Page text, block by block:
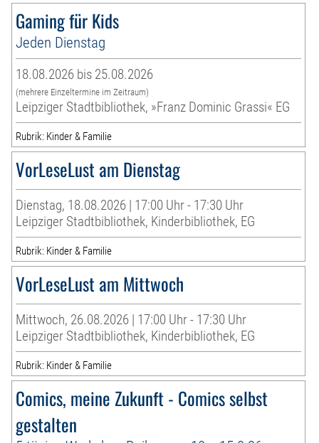
Gaming für Kids
Jeden Dienstag
18.08.2026 bis 25.08.2026
(mehrere Einzeltermine im Zeitraum)
Leipziger Stadtbibliothek, »Franz Dominic Grassi« EG
Rubrik: Kinder & Familie
VorLeseLust am Dienstag
Dienstag, 18.08.2026 | 17:00 Uhr - 17:30 Uhr
Leipziger Stadtbibliothek, Kinderbibliothek, EG
Rubrik: Kinder & Familie
VorLeseLust am Mittwoch
Mittwoch, 26.08.2026 | 17:00 Uhr - 17:30 Uhr
Leipziger Stadtbibliothek, Kinderbibliothek, EG
Rubrik: Kinder & Familie
Comics, meine Zukunft - Comics selbst
gestalten